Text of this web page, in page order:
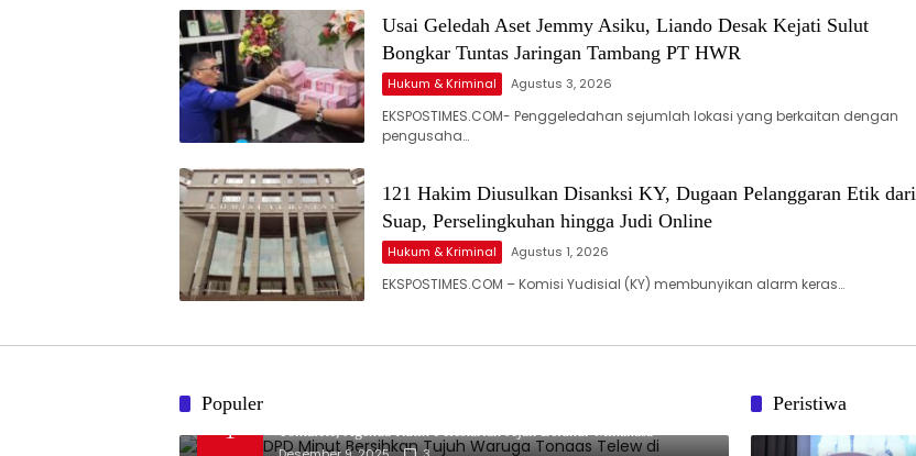
Usai Geledah Aset Jemmy Asiku, Liando Desak Kejati Sulut
Bongkar Tuntas Jaringan Tambang PT HWR
Hukum & Kriminal Agustus 3, 2026
EKSPOSTIMES.COM- Penggeledahan sejumlah lokasi yang berkaitan dengan
pengusaha…
121 Hakim Diusulkan Disanksi KY, Dugaan Pelanggaran Etik dari
Suap, Perselingkuhan hingga Judi Online
Hukum & Kriminal Agustus 1, 2026
EKSPOSTIMES.COM – Komisi Yudisial (KY) membunyikan alarm keras…
Populer
1
Tontalete, Agenda Rutin Pelestarian Jejak Leluhur Minahasa
Peristiwa